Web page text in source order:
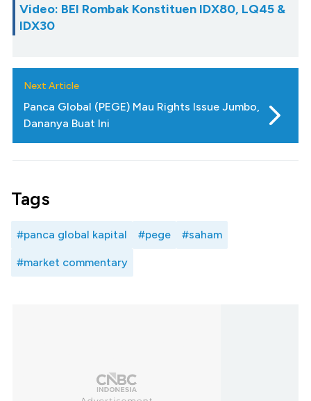
Video: BEI Rombak Konstituen IDX80, LQ45 &
IDX30
Next Article
Panca Global (PEGE) Mau Rights Issue Jumbo,
Dananya Buat Ini
Tags
#panca global kapital #pege #saham
#market commentary